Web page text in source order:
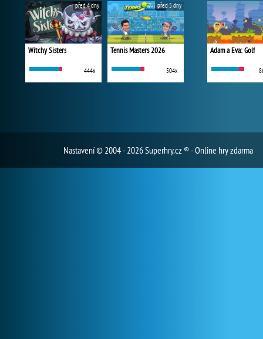
Witchy Sisters
444x
před 4 dny
Tennis Masters 2026
504x
před 5 dny
Adam a Eva: Golf
Nastavení© 2004 - 2026 Superhry.cz ® - Online hry zdarma